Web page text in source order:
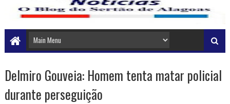
Delmiro Gouveia: Homem tenta matar policial
durante perseguição